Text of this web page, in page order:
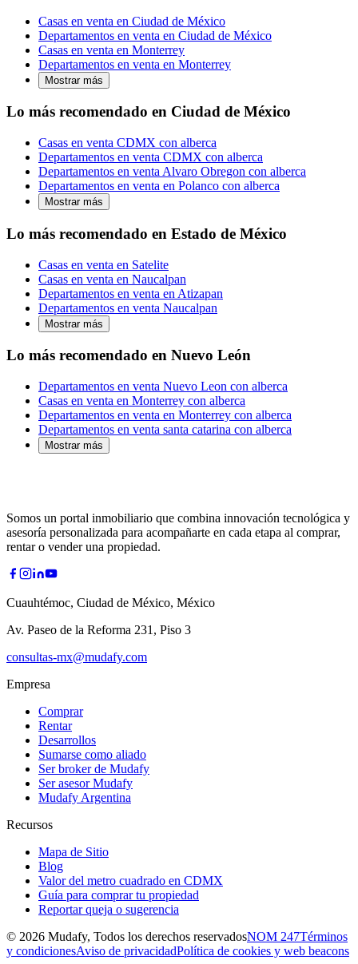
Casas en venta en Ciudad de México
Departamentos en venta en Ciudad de México
Casas en venta en Monterrey
Departamentos en venta en Monterrey
Mostrar más
Lo más recomendado en Ciudad de México
Casas en venta CDMX con alberca
Departamentos en venta CDMX con alberca
Departamentos en venta Alvaro Obregon con alberca
Departamentos en venta en Polanco con alberca
Mostrar más
Lo más recomendado en Estado de México
Casas en venta en Satelite
Casas en venta en Naucalpan
Departamentos en venta en Atizapan
Departamentos en venta Naucalpan
Mostrar más
Lo más recomendado en Nuevo León
Departamentos en venta Nuevo Leon con alberca
Casas en venta en Monterrey con alberca
Departamentos en venta en Monterrey con alberca
Departamentos en venta santa catarina con alberca
Mostrar más
Somos un portal inmobiliario que combina innovación tecnológica y
asesoría personalizada para acompañarte en cada etapa al comprar,
rentar o vender una propiedad.
Cuauhtémoc, Ciudad de México, México
Av. Paseo de la Reforma 231, Piso 3
consultas-mx@mudafy.com
Empresa
Comprar
Rentar
Desarrollos
Sumarse como aliado
Ser broker de Mudafy
Ser asesor Mudafy
Mudafy Argentina
Recursos
Mapa de Sitio
Blog
Valor del metro cuadrado en CDMX
Guía para comprar tu propiedad
Reportar queja o sugerencia
© 2026 Mudafy, Todos los derechos reservadosNOM 247Términos
y condicionesAviso de privacidadPolítica de cookies y web beacons